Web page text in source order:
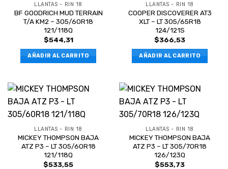
LLANTAS - RIN 18
BF GOODRICH MUD TERRAIN
T/A KM2 – 305/60R18
121/118Q
$544,31
AÑADIR AL CARRITO
LLANTAS - RIN 18
COOPER DISCOVERER AT3
XLT – LT 305/65R18
124/121S
$366,53
AÑADIR AL CARRITO
LLANTAS - RIN 18
MICKEY THOMPSON BAJA
ATZ P3 – LT 305/60R18
121/118Q
$533,55
LLANTAS - RIN 18
MICKEY THOMPSON BAJA
ATZ P3 – LT 305/70R18
126/123Q
$553,73